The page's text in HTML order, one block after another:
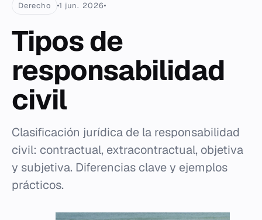
Derecho 1 jun. 2026
Tipos de
responsabilidad
civil
Clasificación jurídica de la responsabilidad
civil: contractual, extracontractual, objetiva
y subjetiva. Diferencias clave y ejemplos
prácticos.